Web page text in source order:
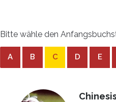
Bitte wähle den
A B C D E